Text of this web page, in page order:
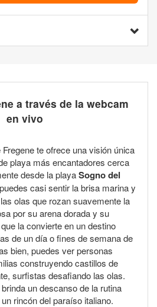
a través de la webcam
en vivo
te ofrece una visión única
playa más encantadores cerca
desde la playaSogno del
casi sentir la brisa marina y
olas que rozan suavemente la
por su arena dorada y su
la convierte en un destino
de un día o fines de semana de
bien, puedes ver personas
construyendo castillos de
surfistas desafiando las olas.
un descanso de la rutina
rincón del paraíso italiano.